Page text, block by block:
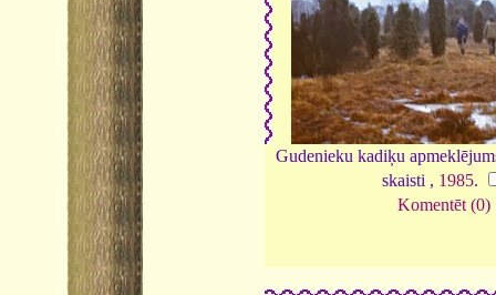
Gudenieku kadiķu
skaisti , 1985.
Komentēt (0)